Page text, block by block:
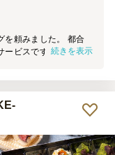
を頼みました。 都合
ービスです。 食事を
続きを表示